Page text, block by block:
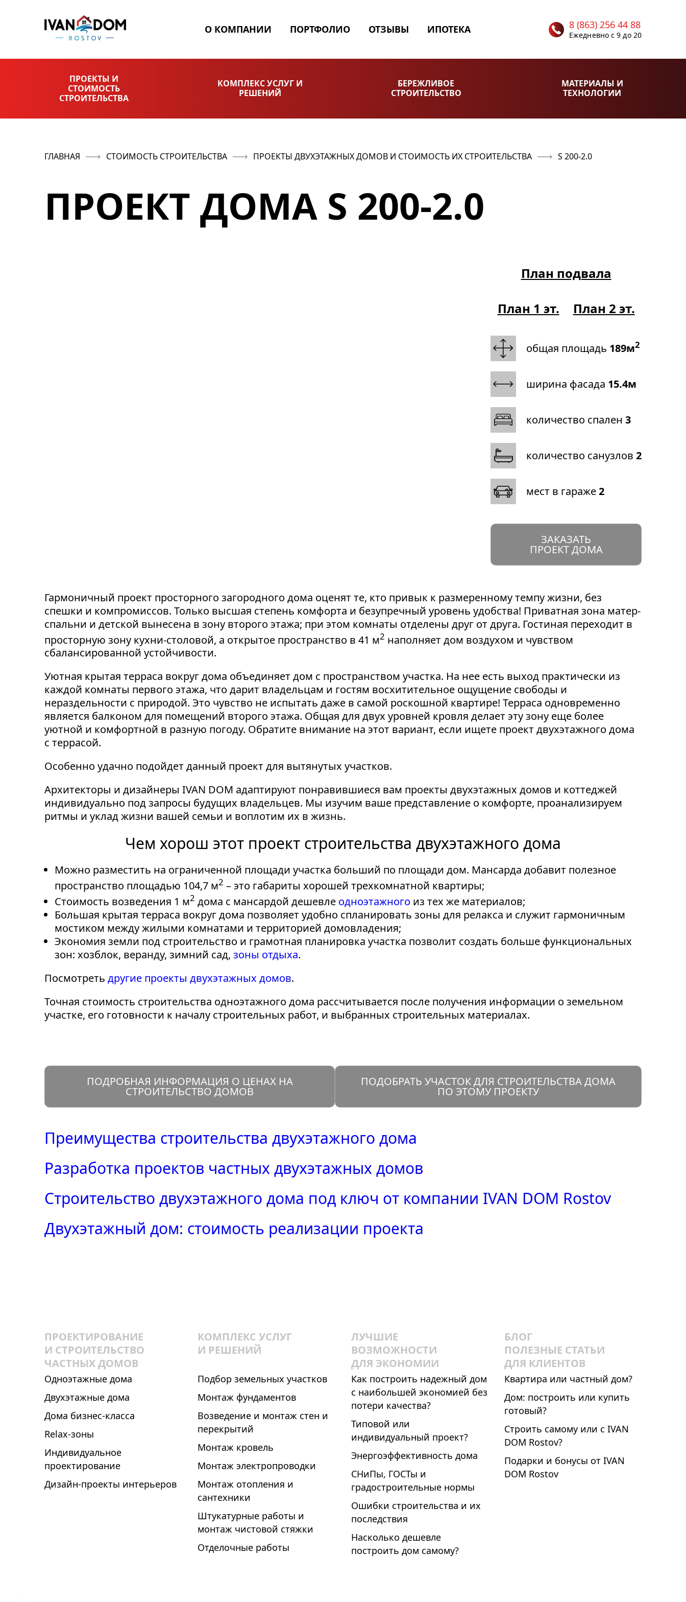
О КОМПАНИИ ПОРТФОЛИО ОТЗЫВЫ ИПОТЕКА 8 (863) 256 44 88
Ежедневно с 9 до 20
ПРОЕКТЫ И
СТОИМОСТЬ
СТРОИТЕЛЬСТВА
КОМПЛЕКС УСЛУГ И
РЕШЕНИЙ
БЕРЕЖЛИВОЕ
СТРОИТЕЛЬСТВО
МАТЕРИАЛЫ И
ТЕХНОЛОГИИ
ГЛАВНАЯ СТОИМОСТЬ СТРОИТЕЛЬСТВА ПРОЕКТЫ ДВУХЭТАЖНЫХ ДОМОВ И СТОИМОСТЬ ИХ СТРОИТЕЛЬСТВА S 200-2.0
ПРОЕКТ ДОМА S 200-2.0
общая площадь 189м2
ширина фасада 15.4м
количество спален 3
количество санузлов 2
мест в гараже2
План подвала
План 1 эт. План 2 эт.
ЗАКАЗАТЬ
ПРОЕКТ ДОМА
Гармоничный проект просторного загородного дома оценят те, кто привык к размеренному темпу жизни, без
спешки и компромиссов. Только высшая степень комфорта и безупречный уровень удобства! Приватная зона матер-
спальни и детской вынесена в зону второго этажа; при этом комнаты отделены друг от друга. Гостиная переходит в
просторную зону кухни-столовой, а открытое пространство в 41 м2 наполняет дом воздухом и чувством
сбалансированной устойчивости.
Уютная крытая терраса вокруг дома объединяет дом с пространством участка. На нее есть выход практически из
каждой комнаты первого этажа, что дарит владельцам и гостям восхитительное ощущение свободы и
нераздельности с природой. Это чувство не испытать даже в самой роскошной квартире! Терраса одновременно
является балконом для помещений второго этажа. Общая для двух уровней кровля делает эту зону еще более
уютной и комфортной в разную погоду. Обратите внимание на этот вариант, если ищете проект двухэтажного дома
с террасой.
Особенно удачно подойдет данный проект для вытянутых участков.
Архитекторы и дизайнеры IVAN DOM адаптируют понравившиеся вам проекты двухэтажных домов и коттеджей
индивидуально под запросы будущих владельцев. Мы изучим ваше представление о комфорте, проанализируем
ритмы и уклад жизни вашей семьи и воплотим их в жизнь.
Чем хорош этот проект строительства двухэтажного дома
Можно разместить на ограниченной площади участка больший по площади дом. Мансарда добавит полезное
пространство площадью 104,7 м2 – это габариты хорошей трехкомнатной квартиры;
Стоимость возведения 1 м2 дома с мансардой дешевле одноэтажного из тех же материалов;
Большая крытая терраса вокруг дома позволяет удобно спланировать зоны для релакса и служит гармоничным
мостиком между жилыми комнатами и территорией домовладения;
Экономия земли под строительство и грамотная планировка участка позволит создать больше функциональных
зон: хозблок, веранду, зимний сад, зоны отдыха.
Посмотреть другие проекты двухэтажных домов.
Точная стоимость строительства одноэтажного дома рассчитывается после получения информации о земельном
участке, его готовности к началу строительных работ, и выбранных строительных материалах.
ПОДРОБНАЯ ИНФОРМАЦИЯ О ЦЕНАХ НА
СТРОИТЕЛЬСТВО ДОМОВ
ПОДОБРАТЬ УЧАСТОК ДЛЯ СТРОИТЕЛЬСТВА ДОМА
ПО ЭТОМУ ПРОЕКТУ
Преимущества строительства двухэтажного дома
Разработка проектов частных двухэтажных домов
Строительство двухэтажного дома под ключ от компании IVAN DOM Rostov
Двухэтажный дом: стоимость реализации проекта
ПРОЕКТИРОВАНИЕ
И СТРОИТЕЛЬСТВО
ЧАСТНЫХ ДОМОВ
Одноэтажные дома
Двухэтажные дома
Дома бизнес-класса
Relax-зоны
Индивидуальное
проектирование
Дизайн-проекты интерьеров
КОМПЛЕКС УСЛУГ
И РЕШЕНИЙ
Подбор земельных участков
Монтаж фундаментов
Возведение и монтаж стен и
перекрытий
Монтаж кровель
Монтаж электропроводки
Монтаж отопления и
сантехники
Штукатурные работы и
монтаж чистовой стяжки
Отделочные работы
ЛУЧШИЕ
ВОЗМОЖНОСТИ
ДЛЯ ЭКОНОМИИ
Как построить надежный дом
с наибольшей экономией без
потери качества?
Типовой или
индивидуальный проект?
Энергоэффективность дома
СНиПы, ГОСТы и
градостроительные нормы
Ошибки строительства и их
последствия
Насколько дешевле
построить дом самому?
БЛОГ
ПОЛЕЗНЫЕ СТАТЬИ
ДЛЯ КЛИЕНТОВ
Квартира или частный дом?
Дом: построить или купить
готовый?
Строить самому или с IVAN
DOM Rostov?
Подарки и бонусы от IVAN
DOM Rostov